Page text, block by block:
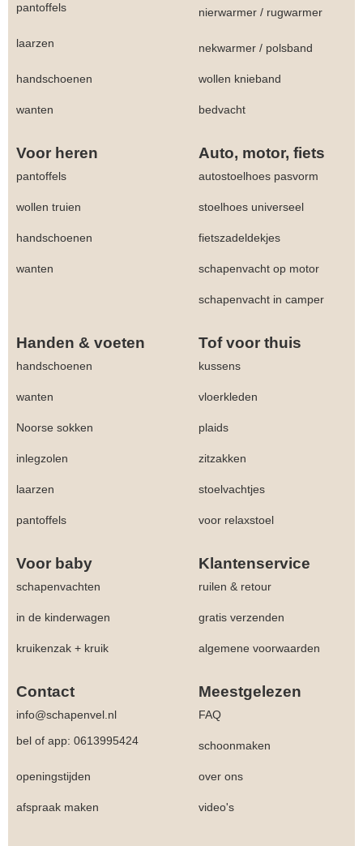
pantoffels nierwarmer / rugwarmer
laarzen nekwarmer / polsband
handschoenen wollen knieband
wanten bedvacht
Voor heren Auto, motor, fiets
pantoffels autostoelhoes pasvorm
wollen truien stoelhoes universeel
handschoenen fietszadeldekjes
wanten schapenvacht op motor
schapenvacht in camper
Handen & voeten Tof voor thuis
handschoenen kussens
wanten vloerkleden
Noorse sokken plaids
inlegzolen zitzakken
laarzen stoelvachtjes
pantoffels voor relaxstoel
Voor baby Klantenservice
schapenvachten ruilen & retour
in de kinderwagen gratis verzenden
kruikenzak + kruik algemene voorwaarden
Contact Meestgelezen
info@schapenvel.nl
FAQ
bel of app: 0613995424
schoonmaken
openingstijden over ons
afspraak maken video's